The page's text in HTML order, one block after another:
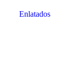
Enlatados